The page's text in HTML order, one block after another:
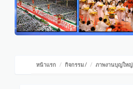
หน้าแรก กิจกรรม/ ภาพงานบุญใหญ่